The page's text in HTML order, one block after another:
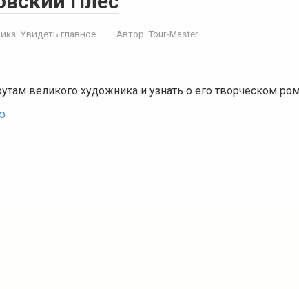
Увидеть главное Автор: Tour-Master
великого художника и узнать о его творческом